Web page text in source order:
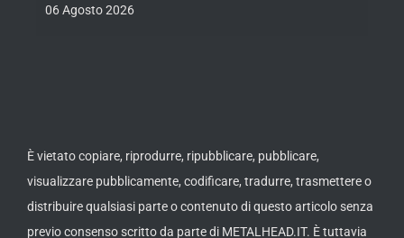
06 Agosto 2026
È vietato copiare, riprodurre, ripubblicare, pubblicare,
visualizzare pubblicamente, codificare, tradurre, trasmettere o
distribuire qualsiasi parte o contenuto di questo articolo senza
previo consenso scritto da parte di METALHEAD.IT. È tuttavia